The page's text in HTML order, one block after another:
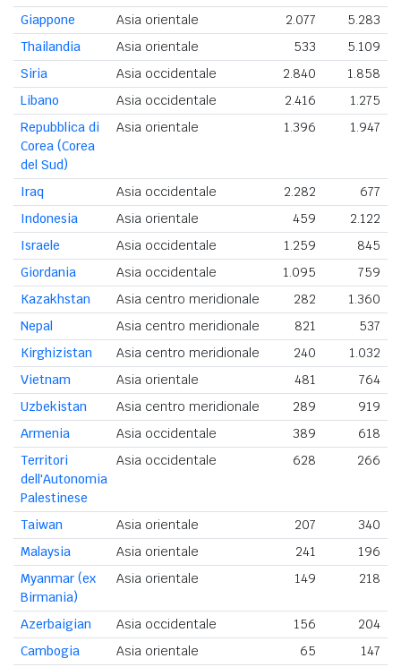
Giappone
Asia orientale 2.077
5.283
Thailandia
Asia orientale 533
5.109
Siria
Asia occidentale 2.840
1.858
Libano
Asia occidentale 2.416
1.275
Repubblica di
Corea (Corea
del Sud)
Asia orientale 1.396 1.947
Iraq Asia occidentale 2.282
677
Indonesia
Asia orientale 459
2.122
Israele
Asia occidentale 1.259
845
Giordania
Asia occidentale 1.095
759
Kazakhstan
Asia centro meridionale 282
1.360
Nepal
Asia centro meridionale 821
537
Kirghizistan
Asia centro meridionale 240
1.032
Vietnam
Asia orientale 481
764
Uzbekistan
Asia centro meridionale 289
919
Armenia
Asia occidentale 389
618
Territori
dell'Autonomia
Palestinese
Asia occidentale 628 266
Taiwan Asia orientale 207
340
Malaysia
Asia orientale 241
196
Myanmar (ex
Birmania)
Asia orientale 149 218
Azerbaigian Asia occidentale 156
204
Cambogia
Asia orientale 65
147